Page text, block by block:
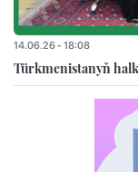
14.06.26 - 18:08
Türkmenistanyň